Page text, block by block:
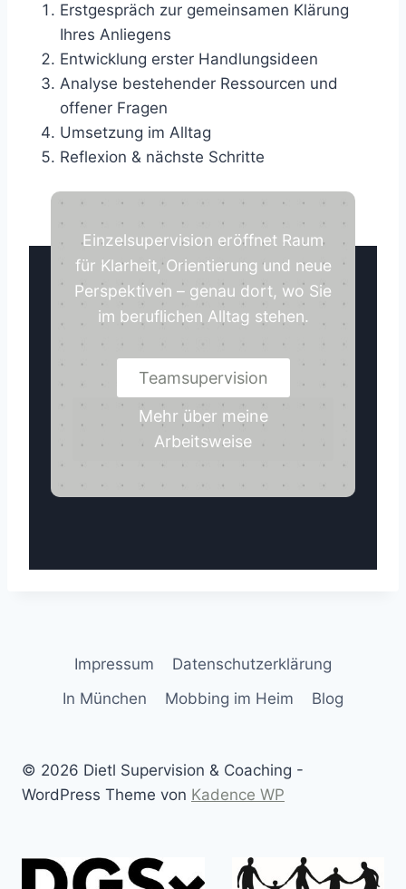
Erstgespräch zur gemeinsamen Klärung
Ihres Anliegens
Entwicklung erster Handlungsideen
Analyse bestehender Ressourcen und
offener Fragen
Umsetzung im Alltag
Reflexion & nächste Schritte
Einzelsupervision eröffnet Raum
für Klarheit, Orientierung und neue
Perspektiven – genau dort, wo Sie
im beruflichen Alltag stehen.
Teamsupervision
Mehr über meine
Arbeitsweise
Impressum
Datenschutzerklärung
In München
Mobbing im Heim Blog
© 2026 Dietl Supervision & Coaching -
WordPress Theme von Kadence WP